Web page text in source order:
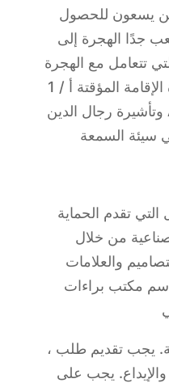
يسعون للحصول
جدًا الهجرة إلى
تتعامل مع الهجرة
هي تأشيرة الهجرة وتأشيرة الإقامة المؤقتة أ / 1
وتأشيرة رجال الدين A / 3 وتأشيرة العمل B / 1
تقدم الحماية
من خلال
والعلامات
مكتب براءات
يجب تقديم طلب ،
يجب على